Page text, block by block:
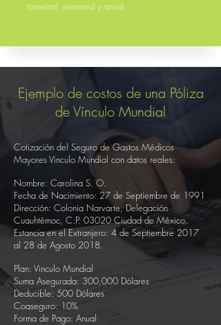
trimestral, semestral y anual.
Ejemplo de costos de una Póliza
de Vínculo Mundial
Cotización del Seguro de Gastos Médicos
Mayores Vinculo Mundial con datos reales:
Nombre: Carolina S. O.
Fecha de Nacimiento: 27 de Septiembre de 1991
Dirección: Colonia Narvarte, Delegación
Cuauhtémoc, C.P. 03020 Ciudad de México.
Estancia en el Extranjero: 4 de Septiembre 2017
al 28 de Agosto 2018.
Plan: Vinculo Mundial
Suma Asegurada: 300,000 Dólares
Deducible: 500 Dólares
Coaseguro: 10%
Forma de Pago: Anual